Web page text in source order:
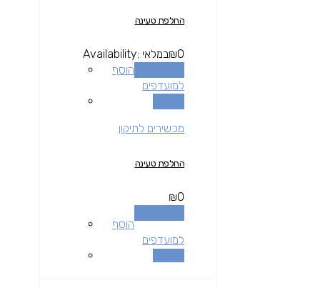
החלפת טעינה
₪0
Availability: במלאי
הוסף
למועדפים
מכשירים לתיקון
החלפת טעינה
₪0
הוסף
למועדפים